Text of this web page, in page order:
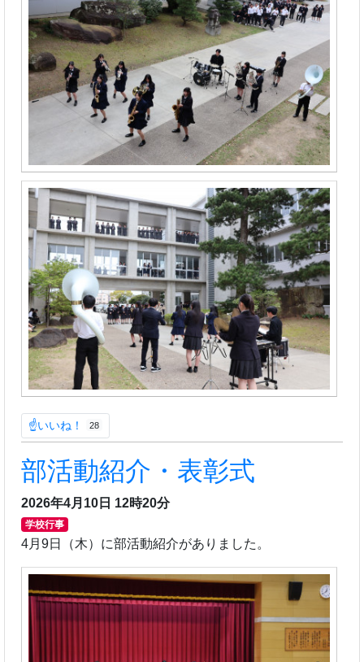
☝いいね！ 28
部活動紹介・表彰式
2026年4月10日 12時20分
学校行事
4月9日（木）に部活動紹介がありました。